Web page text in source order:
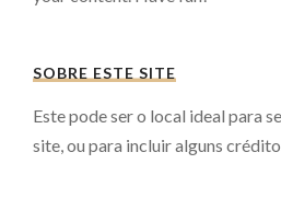
SOBRE ESTE SITE
Este pode ser o local ideal para
site, ou para incluir alguns